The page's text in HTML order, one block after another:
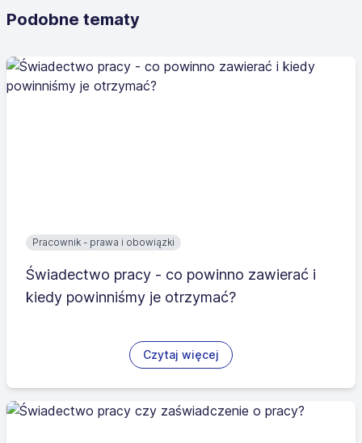
Podobne tematy
Pracownik - prawa i obowiązki
Świadectwo pracy - co powinno zawierać i
kiedy powinniśmy je otrzymać?
Czytaj więcej